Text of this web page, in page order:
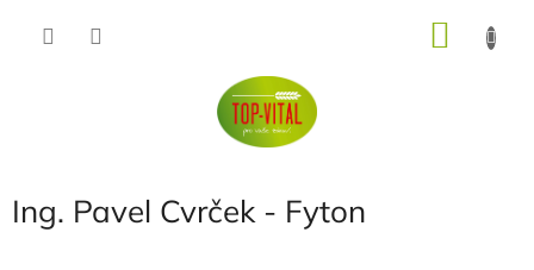
Ing. Pavel Cvrček - Fyton